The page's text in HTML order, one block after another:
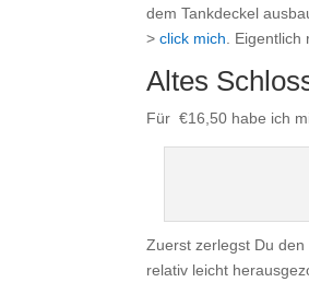
dem Tankdeckel
>click mich. Eigentlich
Altes
Für €16,50 habe ich
Zuerst zerlegst Du
relativ leicht